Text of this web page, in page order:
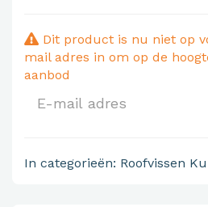
Dit product is nu niet op
mail adres in om op de
aanbod
In categorieën: Roofvissen